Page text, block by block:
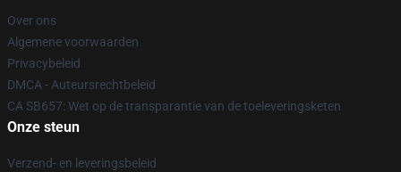
Over ons
Algemene voorwaarden
Privacybeleid
DMCA - Auteursrechtbeleid
CA SB657: Wet op de transparantie van de toeleveringsketen
Onze steun
Verzend- en leveringsbeleid